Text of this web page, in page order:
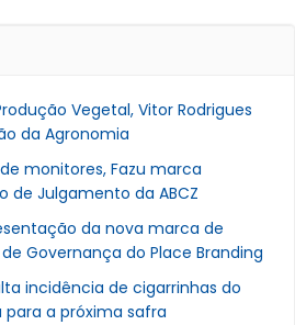
Vegetal, Vitor Rodrigues
da Agronomia
monitores, Fazu marca
de Julgamento da ABCZ
da nova marca de
Governança do Place Branding
incidência de cigarrinhas do
a próxima safra